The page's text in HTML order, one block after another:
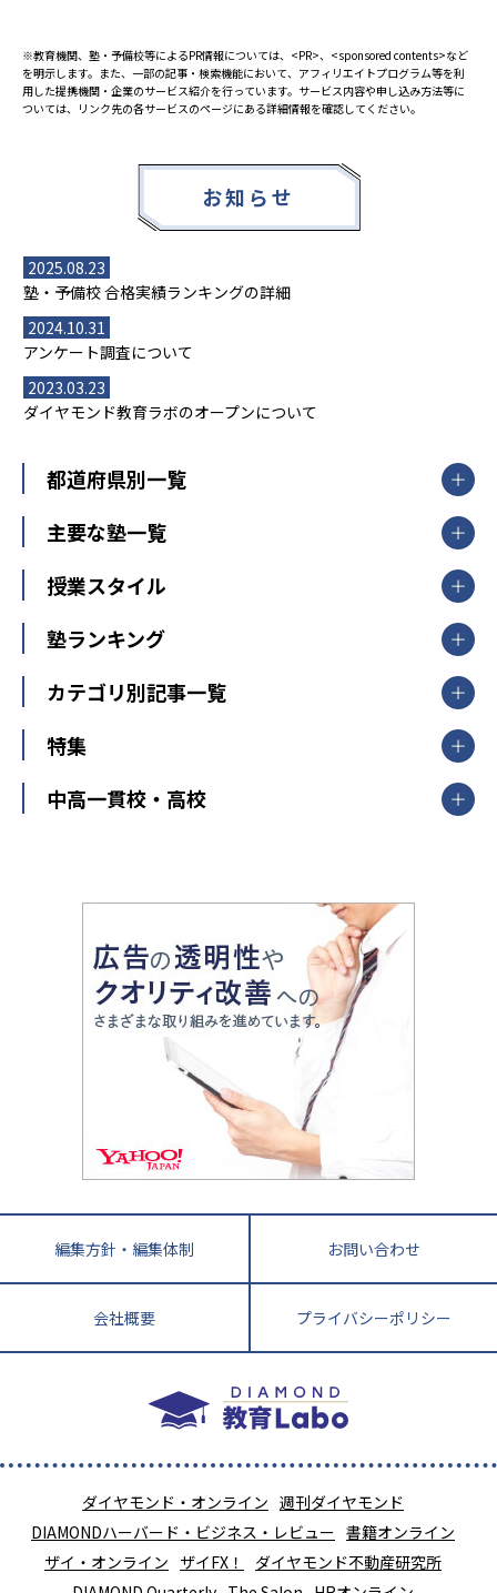
※教育機関、塾・予備校等によるPR情報については、<PR>、<sponsored contents>など
を明示します。また、一部の記事・検索機能において、アフィリエイトプログラム等を利
用した提携機関・企業のサービス紹介を行っています。サービス内容や申し込み方法等に
ついては、リンク先の各サービスのページにある詳細情報を確認してください。
お知らせ
2025.08.23
塾・予備校 合格実績ランキングの詳細
2024.10.31
アンケート調査について
2023.03.23
ダイヤモンド教育ラボのオープンについて
都道府県別一覧
北海道・東北
山形県
福島県
関東
東京都
神奈川県
茨城県
栃木県
群馬県
新潟県
中部
愛知県
静岡県
長野県
大阪府
兵庫県 京都府 奈良県
和歌山県
鳥取県
島根県 岡山県 広島県
香川県
高知県
長崎県 熊本県
鹿児島県 沖縄県
主要な塾一覧
【掲載塾一覧を見る】
東京個別指導学院
明光義塾
個別教室のトライ
武田塾
授業スタイル
個別指導
オンライン指導
塾ランキング
中学受験ランキング
カテゴリ別記事一覧
中学受験
大学受験
教育全般
大学受験塾の選び方
中学受験に熱心な市区町村ランキング
小学校受験
家庭教師
特集
開成番長直伝！子どもの受験を成功させる方法
運動と遊びを考える
情報Ⅰ、数学が苦手な人注目！最短距離の学力
アップ法
悩み多き「大学受験」相談室
英語・英会話・英検対策
小学校教師が解説！中学受験のリアル
教育ジャーナリストが徹底解説！ 大学受験の羅
中高一貫校・高校
大学入試改革
ママテクエグザム
進化する中高一貫校・高校
編集方針・編集体制 お問い合わせ
会社概要 プライバシーポリシー
ダイヤモンド・オンライン 週刊ダイヤモンド
DIAMONDハーバード・ビジネス・レビュー 書籍オンライン
ザイ・オンライン ザイFX！
ダイヤモンド不動産研究所